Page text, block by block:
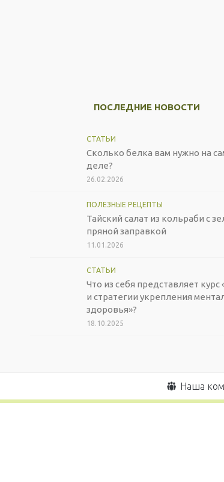
ПОСЛЕДНИЕ НОВОСТИ
СТАТЬИ
Сколько белка вам нужно на
деле?
26.02.2026
ПОЛЕЗНЫЕ РЕЦЕПТЫ
Тайский салат из кольраби с
пряной заправкой
11.01.2026
СТАТЬИ
Что из себя представляет
и стратегии укрепления
здоровья»?
18.10.2025
Наша